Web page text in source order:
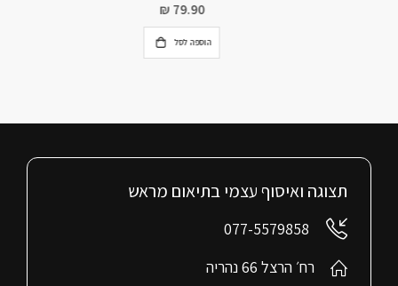
₪79.90
הוספה לסל
תצוגה ואיסוף עצמי בתיאום מראש
077-5579858
רח׳ הרצל 66 נהריה